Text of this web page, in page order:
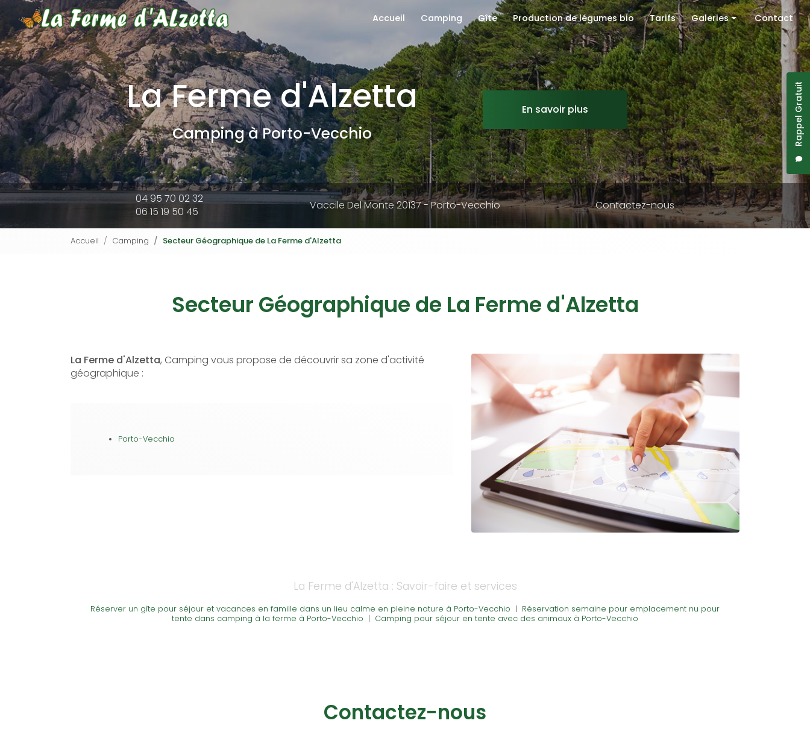
contenu
principal
Rappel Gratuit
Accueil Camping Gîte Production de légumes bio Tarifs Galeries
Camping
Gîte
Production de légumes bio
Contact
La Ferme d'Alzetta
Camping à Porto-Vecchio
En savoir plus
04 95 70 02 32
06 15 19 50 45
Vaccile Del Monte 20137 -Porto-Vecchio Contactez-nous
Accueil Camping Secteur Géographique de La Ferme d'Alzetta
Secteur Géographique de La Ferme d'Alzetta
La Ferme d'Alzetta, Camping vous propose de découvrir sa zone d'activité
géographique :
Porto-Vecchio
La Ferme d'Alzetta : Savoir-faire et services
Réserver un gîte pour séjour et vacances en famille dans un lieu calme en pleine nature à Porto-Vecchio | Réservation semaine pour emplacement nu pour
tente dans camping à la ferme à Porto-Vecchio | Camping pour séjour en tente avec des animaux à Porto-Vecchio
Contactez-nous